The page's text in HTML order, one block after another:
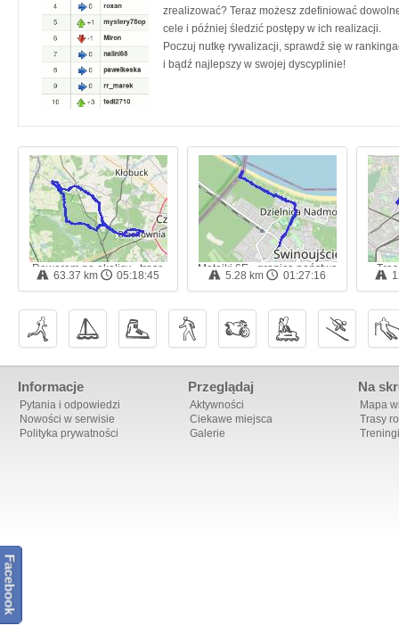
zrealizować? Teraz możesz zdefiniować
cele i później śledzić postępy w ich realizacji.
Poczuj nutkę rywalizacji, sprawdź się w
i bądź najlepszy w swojej dyscyplinie!
Rowerem po okolicy - trasa
rowerowa
63.37 km 05:18:45
Matejki 6E - granica państwa
w Świnoujściu - trasa marszu
5.28 km 01:27:16
Informacje
Pytania i odpowiedzi
Nowości w serwisie
Polityka prywatności
Przeglądaj
Aktywności
Ciekawe miejsca
Galerie
Na
Mapa
Trasy
Facebook